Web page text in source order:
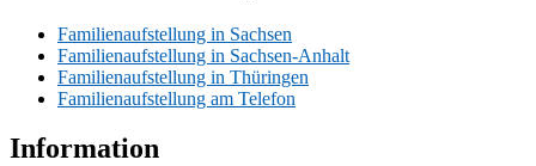
Familienaufstellung in Sachsen
Familienaufstellung in Sachsen-Anhalt
Familienaufstellung in Thüringen
Familienaufstellung am Telefon
Information